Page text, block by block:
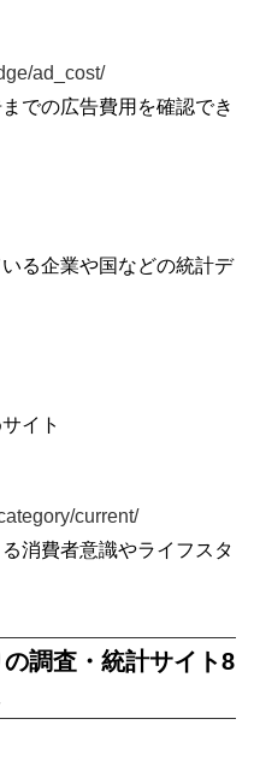
ad_cost/
での広告費用を確認でき
る企業や国などの統計デ
イト
current/
消費者意識やライフスタ
調査・統計サイト8